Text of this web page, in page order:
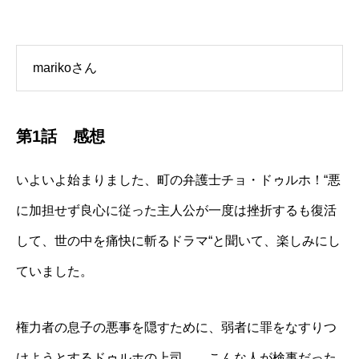
marikoさん
第1話 感想
いよいよ始まりました、町の弁護士チョ・ドゥルホ！“悪
に加担せず良心に従った主人公が一度は挫折するも復活
して、世の中を痛快に斬るドラマ“と聞いて、楽しみにし
ていました。
権力者の息子の悪事を隠すために、弱者に罪をなすりつ